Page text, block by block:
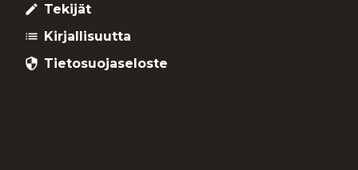
create Tekijät
list Kirjallisuutta
security Tietosuojaseloste